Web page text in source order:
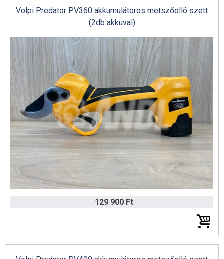
Volpi Predator PV360 akkumulátoros metszőolló szett
(2db akkuval)
129 900 Ft